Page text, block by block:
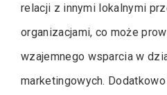
relacji z innymi lokalnymi
organizacjami, co może
wzajemnego wsparcia w
marketingowych.